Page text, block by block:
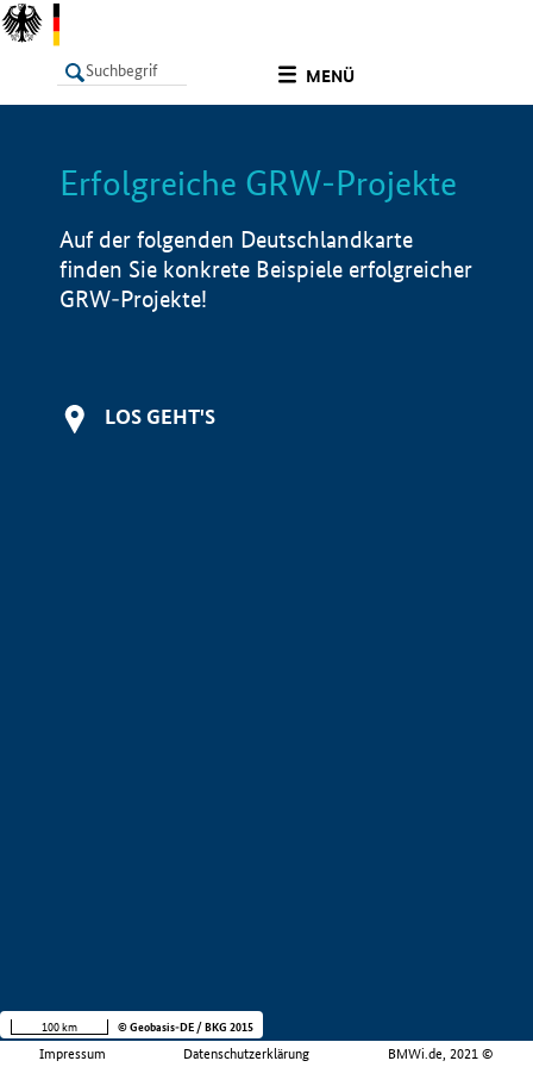
MENÜ
LISTE Info
Erfolgreiche GRW-Projekte
Auf der folgenden Deutschlandkarte
finden Sie konkrete Beispiele erfolgreicher
GRW-Projekte!
LOS GEHT'S
Impressum Datenschutzerklärung BMWi.de, 2021 ©
100 km © Geobasis-DE / BKG 2015